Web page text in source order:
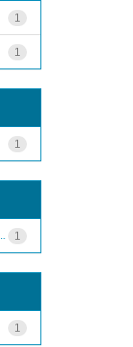
1
1
1
1
1